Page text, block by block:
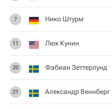
7 Нико Штурм
11 Люк Кунин
20 Фабиан Зеттерлунд
21 Александр Веннберг